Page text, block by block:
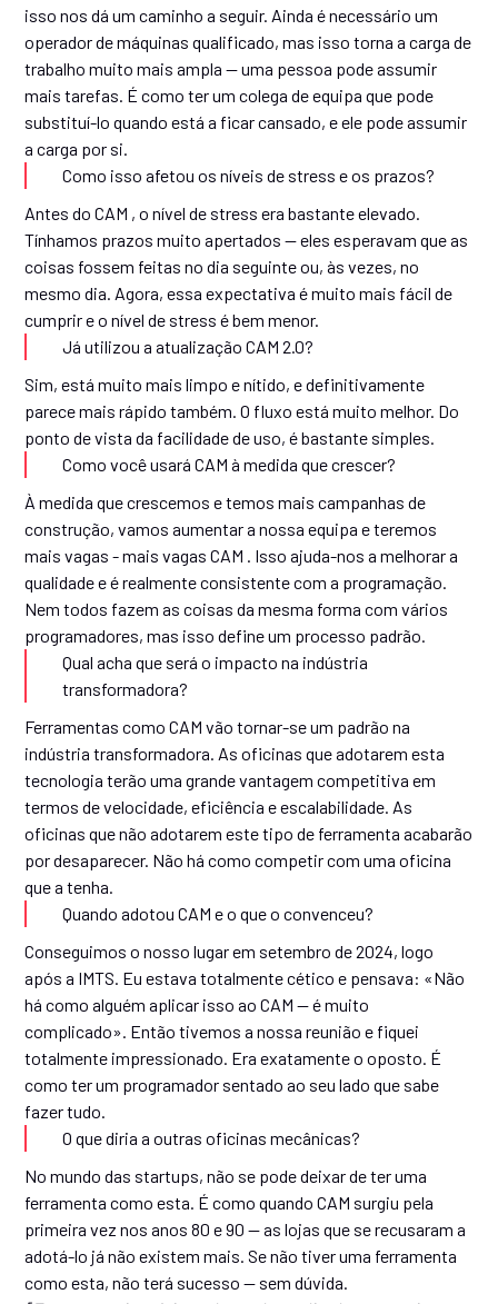
isso nos dá um caminho a seguir. Ainda é necessário um
operador de máquinas qualificado, mas isso torna a carga de
trabalho muito mais ampla — uma pessoa pode assumir
mais tarefas. É como ter um colega de equipa que pode
substituí-lo quando está a ficar cansado, e ele pode assumir
a carga por si.
Como isso afetou os níveis de stress e os prazos?
Antes do CAM , o nível de stress era bastante elevado.
Tínhamos prazos muito apertados — eles esperavam que as
coisas fossem feitas no dia seguinte ou, às vezes, no
mesmo dia. Agora, essa expectativa é muito mais fácil de
cumprir e o nível de stress é bem menor.
Já utilizou a atualização CAM 2.0?
Sim, está muito mais limpo e nítido, e definitivamente
parece mais rápido também. O fluxo está muito melhor. Do
ponto de vista da facilidade de uso, é bastante simples.
Como você usará CAM à medida que crescer?
À medida que crescemos e temos mais campanhas de
construção, vamos aumentar a nossa equipa e teremos
mais vagas - mais vagas CAM . Isso ajuda-nos a melhorar a
qualidade e é realmente consistente com a programação.
Nem todos fazem as coisas da mesma forma com vários
programadores, mas isso define um processo padrão.
Qual acha que será o impacto na indústria
transformadora?
Ferramentas como CAM vão tornar-se um padrão na
indústria transformadora. As oficinas que adotarem esta
tecnologia terão uma grande vantagem competitiva em
termos de velocidade, eficiência e escalabilidade. As
oficinas que não adotarem este tipo de ferramenta acabarão
por desaparecer. Não há como competir com uma oficina
que a tenha.
Quando adotou CAM e o que o convenceu?
Conseguimos o nosso lugar em setembro de 2024, logo
após a IMTS. Eu estava totalmente cético e pensava: «Não
há como alguém aplicar isso ao CAM — é muito
complicado». Então tivemos a nossa reunião e fiquei
totalmente impressionado. Era exatamente o oposto. É
como ter um programador sentado ao seu lado que sabe
fazer tudo.
O que diria a outras oficinas mecânicas?
No mundo das startups, não se pode deixar de ter uma
ferramenta como esta. É como quando CAM surgiu pela
primeira vez nos anos 80 e 90 — as lojas que se recusaram a
adotá-lo já não existem mais. Se não tiver uma ferramenta
como esta, não terá sucesso — sem dúvida.